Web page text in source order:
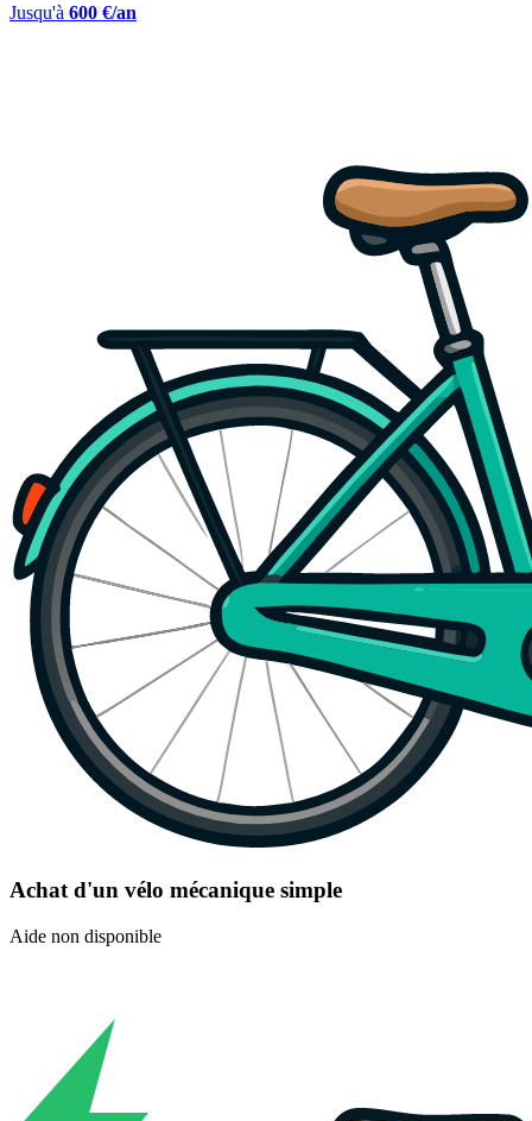
Jusqu'à 600 €/an
Achat d'un vélo mécanique simple
Aide non disponible